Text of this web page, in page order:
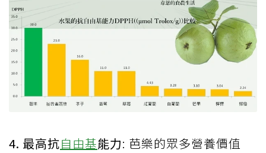
4. 最高抗自由基能力: 芭樂的眾多營養價值